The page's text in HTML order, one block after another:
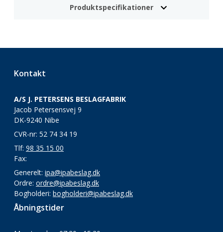
Produktspecifikationer
Kontakt
A/S J. PETERSENS BESLAGFABRIK
Jacob Petersensvej 9
DK-9240 Nibe
CVR-nr: 52 74 34 19
Tlf: 98 35 15 00
Fax:
Generelt: ipa@ipabeslag.dk
Ordre: ordre@ipabeslag.dk
Bogholderi: bogholderi@ipabeslag.dk
Åbningstider